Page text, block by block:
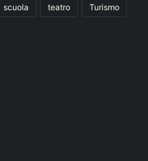
scuola teatro Turismo